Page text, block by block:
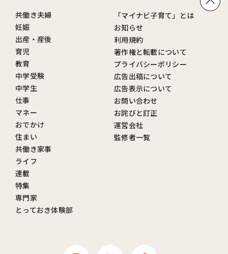
共働き夫婦
妊娠
出産・産後
育児
教育
中学受験
中学生
仕事
マネー
おでかけ
住まい
共働き家事
ライフ
連載
特集
専門家
とっておき体験部
「マイナビ子育て」とは
お知らせ
利用規約
著作権と転載について
プライバシーポリシー
広告出稿について
広告表示について
お問い合わせ
お詫びと訂正
運営会社
監修者一覧